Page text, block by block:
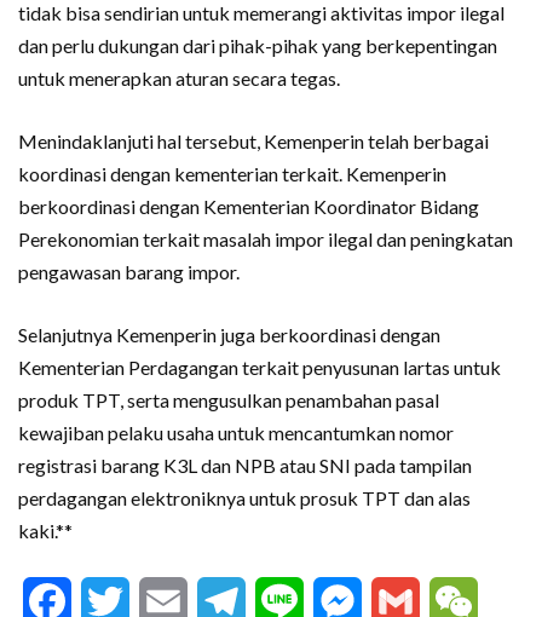
tidak bisa sendirian untuk memerangi aktivitas impor ilegal
dan perlu dukungan dari pihak-pihak yang berkepentingan
untuk menerapkan aturan secara tegas.
Menindaklanjuti hal tersebut, Kemenperin telah berbagai
koordinasi dengan kementerian terkait. Kemenperin
berkoordinasi dengan Kementerian Koordinator Bidang
Perekonomian terkait masalah impor ilegal dan peningkatan
pengawasan barang impor.
Selanjutnya Kemenperin juga berkoordinasi dengan
Kementerian Perdagangan terkait penyusunan lartas untuk
produk TPT, serta mengusulkan penambahan pasal
kewajiban pelaku usaha untuk mencantumkan nomor
registrasi barang K3L dan NPB atau SNI pada tampilan
perdagangan elektroniknya untuk prosuk TPT dan alas
kaki.**
FacebookTwitter Email Telegram
Line Messenger
Gmail